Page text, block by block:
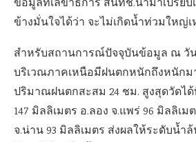
ข้อมูลที่เลขาธิการ สนทช.นำมาเปรีย
ข้างมั่นใจได้ว่า จะไม่เกิดน้ำท่วมใหญ่เ
สำหรับสถานการณ์ปัจจุบันข้อมูล ณ วัน
บริเวณภาคเหนือมีฝนตกหนักถึงหนักม
ปริมาณฝนตกสะสม 24 ชม. สูงสุดวัดได้
147 มิลลิเมตร อ.ลอง จ.แพร่ 96 มิลลิเ
จ.น่าน 93 มิลลิเมตร ส่งผลให้ระดับน้ำ